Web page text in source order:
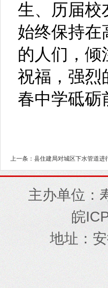
生、历届校
始终保持
的人们，倾
祝福，强烈
春中学砥砺
上一条：县住建局对城区下水管道进
主办单位：
皖
地址 ：